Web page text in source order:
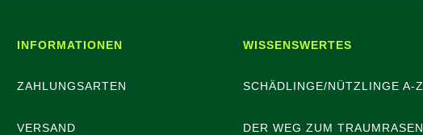
INFORMATIONEN
ZAHLUNGSARTEN
VERSAND
WISSENSWERTES
SCHÄDLINGE/NÜTZLINGE A-Z
DER WEG ZUM TRAUMRASEN